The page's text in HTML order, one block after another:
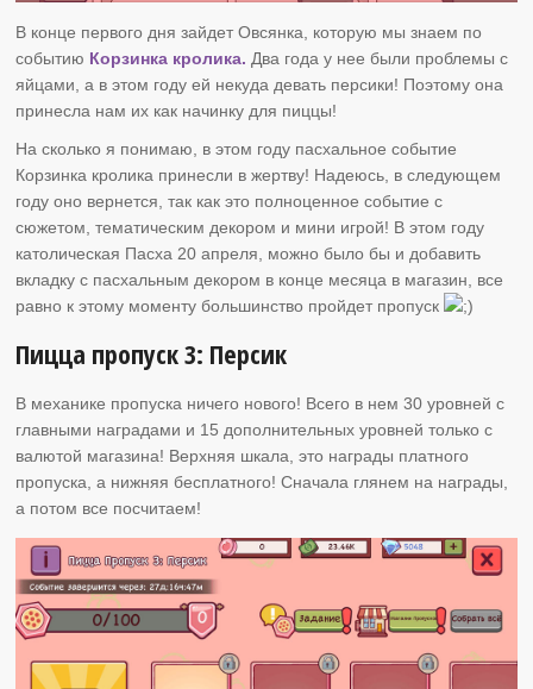
В конце первого дня зайдет Овсянка, которую мы знаем по
событию Корзинка кролика. Два года у нее были проблемы с
яйцами, а в этом году ей некуда девать персики! Поэтому она
принесла нам их как начинку для пиццы!
На сколько я понимаю, в этом году пасхальное событие
Корзинка кролика принесли в жертву! Надеюсь, в следующем
году оно вернется, так как это полноценное событие с
сюжетом, тематическим декором и мини игрой! В этом году
католическая Пасха 20 апреля, можно было бы и добавить
вкладку с пасхальным декором в конце месяца в магазин, все
равно к этому моменту большинство пройдет пропуск
Пицца пропуск 3: Персик
В механике пропуска ничего нового! Всего в нем 30 уровней с
главными наградами и 15 дополнительных уровней только с
валютой магазина! Верхняя шкала, это награды платного
пропуска, а нижняя бесплатного! Сначала глянем на награды,
а потом все посчитаем!